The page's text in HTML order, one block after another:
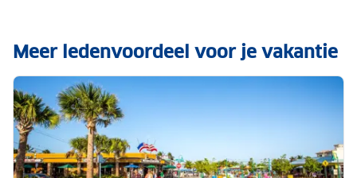
Meer ledenvoordeel voor je vakantie